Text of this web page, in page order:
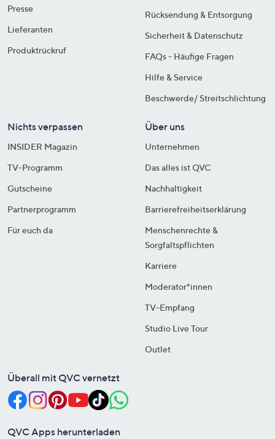
Presse
Lieferanten
Produktrückruf
Rücksendung & Entsorgung
Sicherheit & Datenschutz
FAQs - Häufige Fragen
Hilfe & Service
Beschwerde/ Streitschlichtung
Nichts verpassen
INSIDER Magazin
TV-Programm
Gutscheine
Partnerprogramm
Für euch da
Über uns
Unternehmen
Das alles ist QVC
Nachhaltigkeit
Barrierefreiheitserklärung
Menschenrechte &
Sorgfaltspflichten
Karriere
Moderator*innen
TV-Empfang
Studio Live Tour
Outlet
Überall mit QVC vernetzt
QVC Apps herunterladen